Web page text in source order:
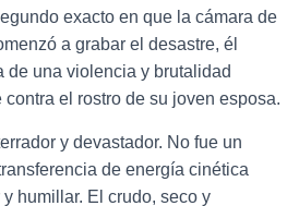
exacto en que la cámara de
a grabar el desastre, él
de una violencia y brutalidad
el rostro de su joven esposa.
y devastador. No fue un
de energía cinética
humillar. El crudo, seco y